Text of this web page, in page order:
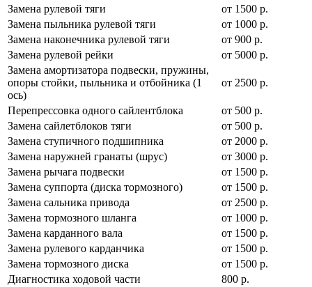
Замена рулевой тяги
от 1500 р.
Замена пыльника рулевой тяги
от 1000 р.
Замена наконечника рулевой тяги
от 900 р.
Замена рулевой рейки
от 5000 р.
Замена амортизатора подвески, пружины,
опоры стойки, пыльника и отбойника (1
ось)
от 2500 р.
Перепрессовка одного сайлентблока
от 500 р.
Замена сайлетблоков тяги
от 500 р.
Замена ступичного подшипника
от 2000 р.
Замена наружней гранаты (шрус)
от 3000 р.
Замена рычага подвески
от 1500 р.
Замена суппорта (диска тормозного)
от 1500 р.
Замена сальника привода
от 2500 р.
Замена тормозного шланга
от 1000 р.
Замена карданного вала
от 1500 р.
Замена рулевого карданчика
от 1500 р.
Замена тормозного диска
от 1500 р.
Диагностика ходовой части
800 р.